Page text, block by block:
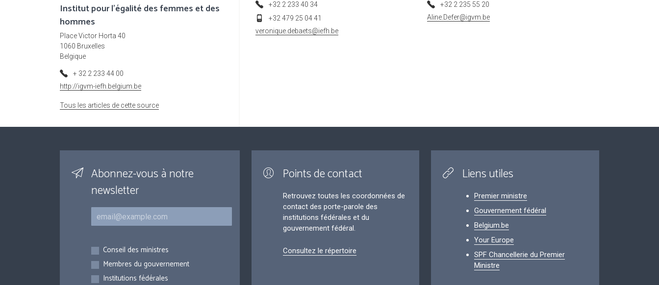
Institut pour l'égalité des femmes et des
hommes
Place Victor Horta 40
1060 Bruxelles
Belgique
+ 32 2 233 44 00
http://igvm-iefh.belgium.be
Tous les articles de cette source
+32 2 233 40 34
+32 479 25 04 41
veronique.debaets@iefh.be
+32 2 235 55 20
Aline.Defer@igvm.be
Abonnez-vous à notre
newsletter
Courriel
Inscriptions
Conseil des ministres
Membres du gouvernement
Institutions fédérales
Points de contact
Retrouvez toutes les coordonnées de
contact des porte-parole des
institutions fédérales et du
gouvernement fédéral.
Consultez le répertoire
Liens utiles
Premier ministre
Gouvernement fédéral
Belgium.be
Your Europe
SPF Chancellerie du Premier
Ministre